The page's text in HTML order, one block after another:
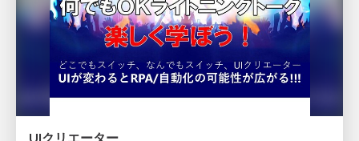
UIクリエーター